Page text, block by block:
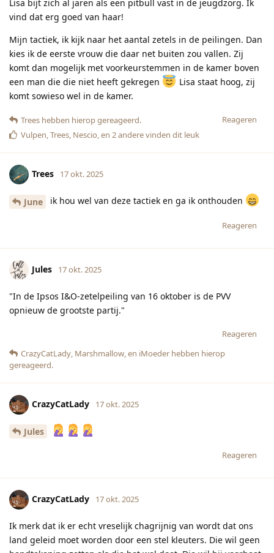
Lisa bijt zich al jaren als een pitbull vast in de jeugdzorg. Ik
vind dat erg goed van haar!
Mijn tactiek, ik kijk naar het aantal zetels in de peilingen. Dan
kies ik de eerste vrouw die daar net buiten zou vallen. Zij
komt dan mogelijk met voorkeurstemmen in de kamer boven
een man die die niet heeft gekregen
Lisa staat hoog, zij
komt sowieso wel in de kamer.
Reageren
Trees hebben hierop gereageerd.
Vulpen,Trees, Nescio, en 2anderevinden dit leuk
Trees 17 okt. 2025
June ik hou wel van deze tactiek en ga ik onthouden
Reageren
Jules 17 okt. 2025
"In de Ipsos I&O-zetelpeiling van 16 oktober is de PVV
opnieuw de grootste partij."
Reageren
CrazyCatLady, Marshmallow, en iMoeder hebben hierop
gereageerd.
CrazyCatLady 17 okt. 2025
Jules
Reageren
CrazyCatLady 17 okt. 2025
Ik merk dat ik er echt vreselijk chagrijnig van wordt dat ons
land geleid moet worden door een stel kleuters. Die wil geen